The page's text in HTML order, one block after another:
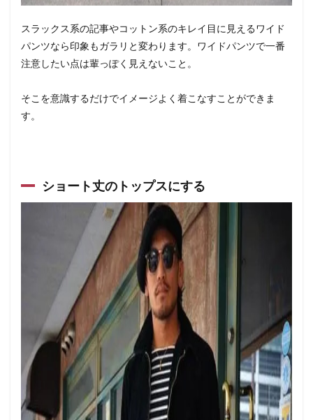
スラックス系の記事やコットン系のキレイ目に見えるワイド
パンツなら印象もガラリと変わります。ワイドパンツで一番
注意したい点は輩っぽく見えないこと。
そこを意識するだけでイメージよく着こなすことができま
す。
ショート丈のトップスにする